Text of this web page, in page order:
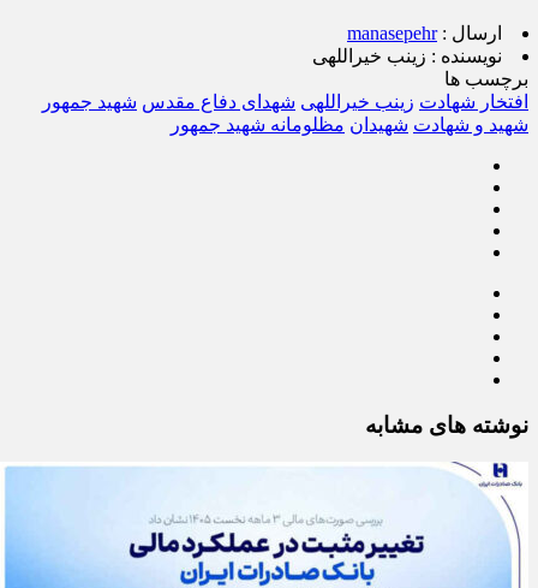
ارسال :manasepehr
نویسنده : زینب خیراللهی
برچسب ها
افتخار شهادت زینب خیراللهی شهدای دفاع مقدس شهید جمهور
شهید و شهادت شهیدان مظلومانه شهید جمهور
نوشته های مشابه